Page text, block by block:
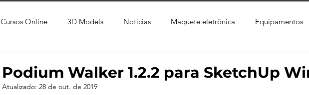
Cursos Online 3D Models Notícias Maquete eletrônica Equipamentos
Podium Walker 1.2.2 para SketchUp
Atualizado: 28 de out. de 2019